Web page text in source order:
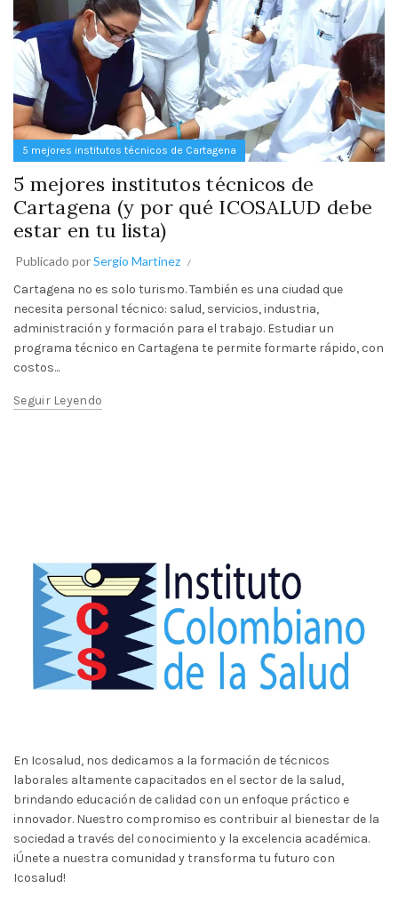
5 mejores institutos técnicos de Cartagena
5 mejores institutos técnicos de
Cartagena (y por qué ICOSALUD debe
estar en tu lista)
Publicado porSergio Martinez
Cartagena no es solo turismo. También es una ciudad que
necesita personal técnico: salud, servicios, industria,
administración y formación para el trabajo. Estudiar un
programa técnico en Cartagena te permite formarte rápido, con
costos...
Seguir Leyendo
En Icosalud, nos dedicamos a la formación de técnicos
laborales altamente capacitados en el sector de la salud,
brindando educación de calidad con un enfoque práctico e
innovador. Nuestro compromiso es contribuir al bienestar de la
sociedad a través del conocimiento y la excelencia académica.
¡Únete a nuestra comunidad y transforma tu futuro con
Icosalud!